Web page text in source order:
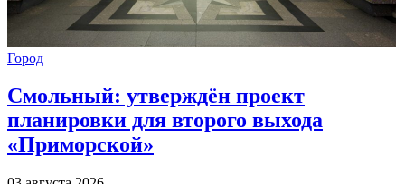
Город
Смольный: утверждён проект
планировки для второго выхода
«Приморской»